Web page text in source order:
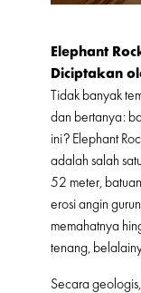
Elephant
Diciptakan
Tidak banyak
dan bertanya:
ini? Elephant
adalah salah
52 meter,
erosi angin
memahatnya
tenang,
Secara